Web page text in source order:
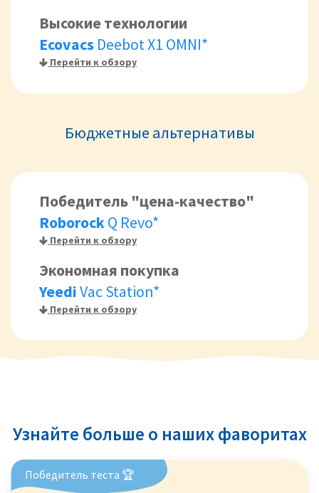
Высокие технологии
Ecovacs Deebot X1 OMNI*
Перейти к обзору
Бюджетные альтернативы
Победитель "цена-качество"
Roborock Q Revo*
Перейти к обзору
Экономная покупка
YeediVac Station*
Перейти к обзору
Узнайте больше о наших фаворитах
Победитель теста 🏆